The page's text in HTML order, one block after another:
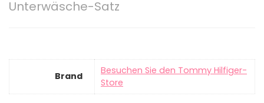
Unterwäsche-Satz
Brand
Besuchen Sie den Tommy Hilfiger-
Store